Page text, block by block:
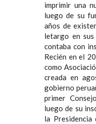
imprimir una
luego de su
años de
letargo en
contaba con
Recién en el
como
creada en
gobierno
primer
luego de su
la